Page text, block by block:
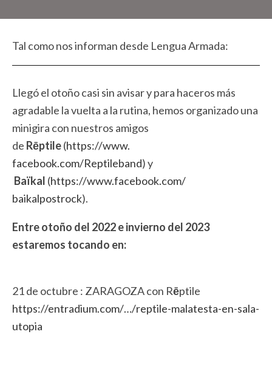
Tal como nos informan desde Lengua Armada:
Llegó el otoño casi sin avisar y para haceros más
agradable la vuelta a la rutina, hemos organizado una
minigira con nuestros amigos
de Rēptile(https://www.
facebook.com/Reptileband) y
Baïkal (https://www.facebook.com/
baikalpostrock).
Entre otoño del 2022 e invierno del 2023
estaremos tocando en:
21 de octubre : ZARAGOZA con Rēptile
https://entradium.com/…/reptile-malatesta-en-sala-
utopia